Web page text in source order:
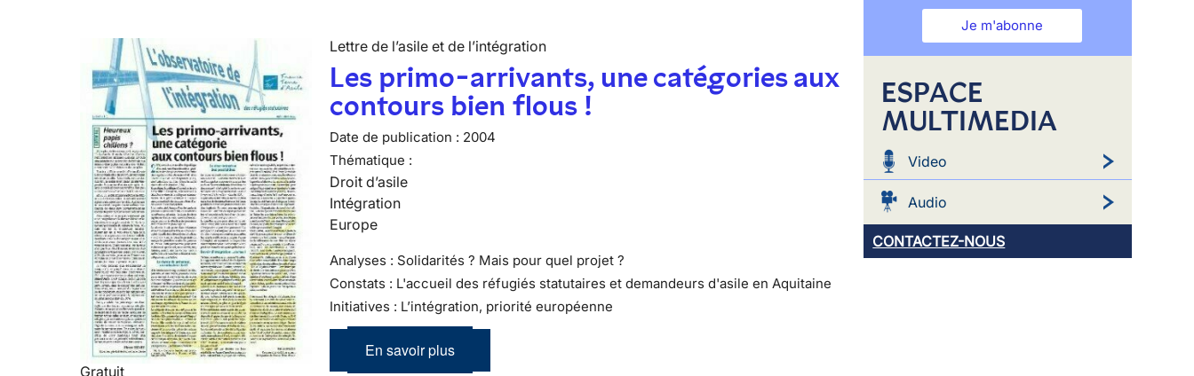
Gratuit
Lettre de l’asile et de l’intégration
Les primo-arrivants, une catégories aux
contours bien flous !
Date de publication : 2004
Thématique :
Droit d’asile
Intégration
Europe
Analyses : Solidarités ? Mais pour quel projet ?
Constats : L'accueil des réfugiés statutaires et demandeurs d'asile en Aquitaine
Initiatives : L’intégration, priorité européenne
En savoir plus
Je m'abonne
ESPACE
MULTIMEDIA
Video
Audio
CONTACTEZ-NOUS